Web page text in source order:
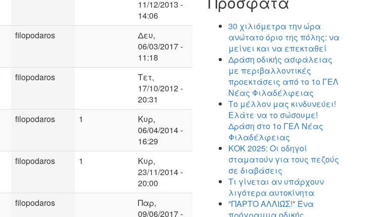
11/12/2013 -
14:06
filopodaros
Δευ,
06/03/2017 -
11:18
filopodaros
Τετ,
17/10/2012 -
20:31
filopodaros 1
Κυρ,
06/04/2014 -
16:29
filopodaros 1
Κυρ,
23/11/2014 -
20:00
filopodaros
Παρ,
09/06/2017 -
30 χιλιόμετρα την ώρα
ανώτατο όριο της πόλης: να
μείνει και να επεκταθεί
Δράση οδικής ασφάλειας
με περιβαλλοντικές
προεκτάσεις από το 1ο ΓΕΛ
Νέας Φιλαδέλφειας
Το μέλλον μας κινδυνεύει!
Ελάτε να το σώσουμε!
Δράση στο 1ο ΓΕΛ Νέας
Φιλαδέλφειας
ΚΟΚ 2025: Οι οδηγοί
σταματούν για τους πεζούς
σε διαβάσεις
Τι γίνεται αν υπάρχουν
λιγότερα αυτοκίνητα
"ΠΑΡΤΟ ΑΛΛΙΏΣ!" Ένα